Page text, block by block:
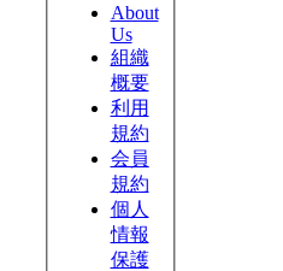
About
Us
組織
概要
利用
規約
会員
規約
個人
情報
保護